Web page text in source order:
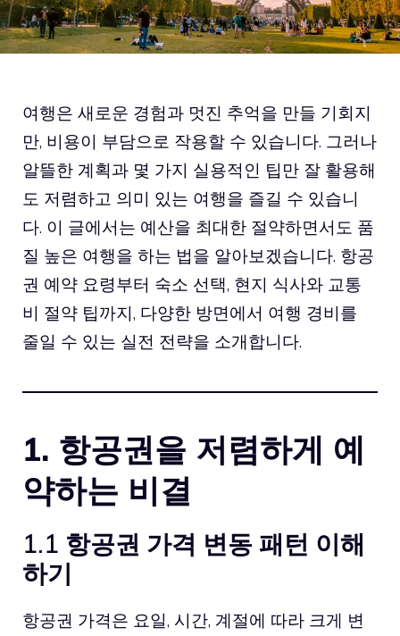
여행은 새로운 경험과 멋진 추억을 만들 기회지
만, 비용이 부담으로 작용할 수 있습니다. 그러나
알뜰한 계획과 몇 가지 실용적인 팁만 잘 활용해
도 저렴하고 의미 있는 여행을 즐길 수 있습니
다. 이 글에서는 예산을 최대한 절약하면서도 품
질 높은 여행을 하는 법을 알아보겠습니다. 항공
권 예약 요령부터 숙소 선택, 현지 식사와 교통
비 절약 팁까지, 다양한 방면에서 여행 경비를
줄일 수 있는 실전 전략을 소개합니다.
1. 항공권을 저렴하게 예
약하는 비결
1.1 항공권 가격 변동 패턴 이해
하기
항공권 가격은 요일, 시간, 계절에 따라 크게 변